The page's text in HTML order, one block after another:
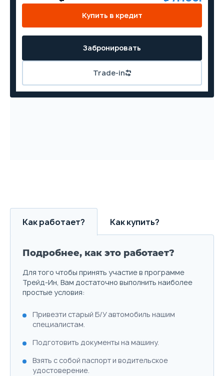
Купить в кредит
Trade-in
Забронировать
Как работает? Как купить?
Подробнее, как это работает?
Для того чтобы принять участие в программе
Трейд-Ин, Вам достаточно выполнить наиболее
простые условия:
Привезти старый Б/У автомобиль нашим
специалистам.
Подготовить документы на машину.
Взять с собой паспорт и водительское
удостоверение.